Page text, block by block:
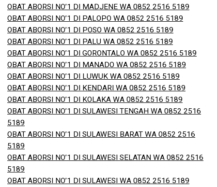
OBAT ABORSI NO’1 DI MADJENE WA 0852 2516 5189
OBAT ABORSI NO’1 DI PALOPO WA 0852 2516 5189
OBAT ABORSI NO’1 DI POSO WA 0852 2516 5189
OBAT ABORSI NO’1 DI PALU WA 0852 2516 5189
OBAT ABORSI NO’1 DI GORONTALO WA 0852 2516 5189
OBAT ABORSI NO’1 DI MANADO WA 0852 2516 5189
OBAT ABORSI NO’1 DI LUWUK WA 0852 2516 5189
OBAT ABORSI NO’1 DI KENDARI WA 0852 2516 5189
OBAT ABORSI NO’1 DI KOLAKA WA 0852 2516 5189
OBAT ABORSI NO’1 DI SULAWESI TENGAH WA 0852 2516
5189
OBAT ABORSI NO’1 DI SULAWESI BARAT WA 0852 2516
5189
OBAT ABORSI NO’1 DI SULAWESI SELATAN WA 0852 2516
5189
OBAT ABORSI NO’1 DI SULAWESI WA 0852 2516 5189